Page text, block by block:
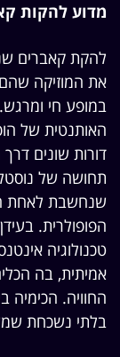
מדוע להקות
להקת קאברים
את המוזיקה
במופע חי
האותנטית של
דורות שונים
תחושה של
שנחשבת לאחת
הפופולרית.
טכנולוגיה
אמיתית, בה
החוויה. הכימיה
בלתי נשכחת